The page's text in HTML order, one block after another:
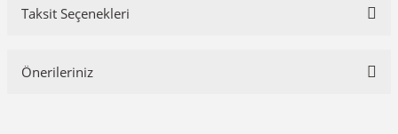
Taksit Seçenekleri
Önerileriniz